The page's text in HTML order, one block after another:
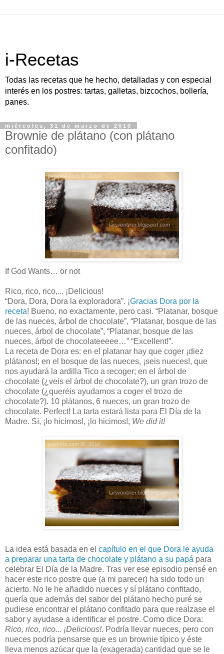
i-Recetas
Todas las recetas que he hecho, detalladas y con especial
interés en los postres: tartas, galletas, bizcochos, bollería,
panes.
miércoles, 31 de marzo de 2010
Brownie de plátano (con plátano
confitado)
If God Wants… or not
Rico, rico, rico,... ¡Delicious!
“Dora, Dora, Dora la exploradora”. ¡Gracias Dora por la
receta! Bueno, no exactamente, pero casi. “Platanar, bosque
de las nueces, árbol de chocolate”, “Platanar, bosque de las
nueces, árbol de chocolate”, “Platanar, bosque de las
nueces, árbol de chocolateeeee…” “Excellent!”.
La receta de Dora es: en el platanar hay que coger ¡diez
plátanos!; en el bosque de las nueces, ¡seis nueces!, que
nos ayudará la ardilla Tico a recoger; en el árbol de
chocolate (¿veis el árbol de chocolate?), un gran trozo de
chocolate (¿queréis ayudarnos a coger el trozo de
chocolate?). 10 plátanos, 6 nueces, un gran trozo de
chocolate. Perfect! La tarta estará lista para El Día de la
Madre. Sí, ¡lo hicimos!, ¡lo hicimos!, We did it!
La idea está basada en el capítulo en el que Dora le ayuda
a preparar una tarta de chocolate y plátano a su papá para
celebrar El Día de la Madre. Tras ver ese episodio pensé en
hacer este rico postre que (a mi parecer) ha sido todo un
acierto. No le he añadido nueces y sí plátano confitado,
quería que además del sabor del plátano hecho puré se
pudiese encontrar el plátano confitado para que realzase el
sabor y ayudase a identificar el postre. Como dice Dora:
Rico, rico, rico... ¡Delicious!. Podría llevar nueces, pero con
nueces podría pensarse que es un brownie típico y éste
lleva menos azúcar que la (exagerada) cantidad que se le